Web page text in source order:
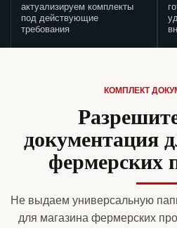
актуализируем комплекты
под действующие
требования
КОМПЛЕКТ
документация
фермерских
Не выдаем универсальную
для магазина фермерских